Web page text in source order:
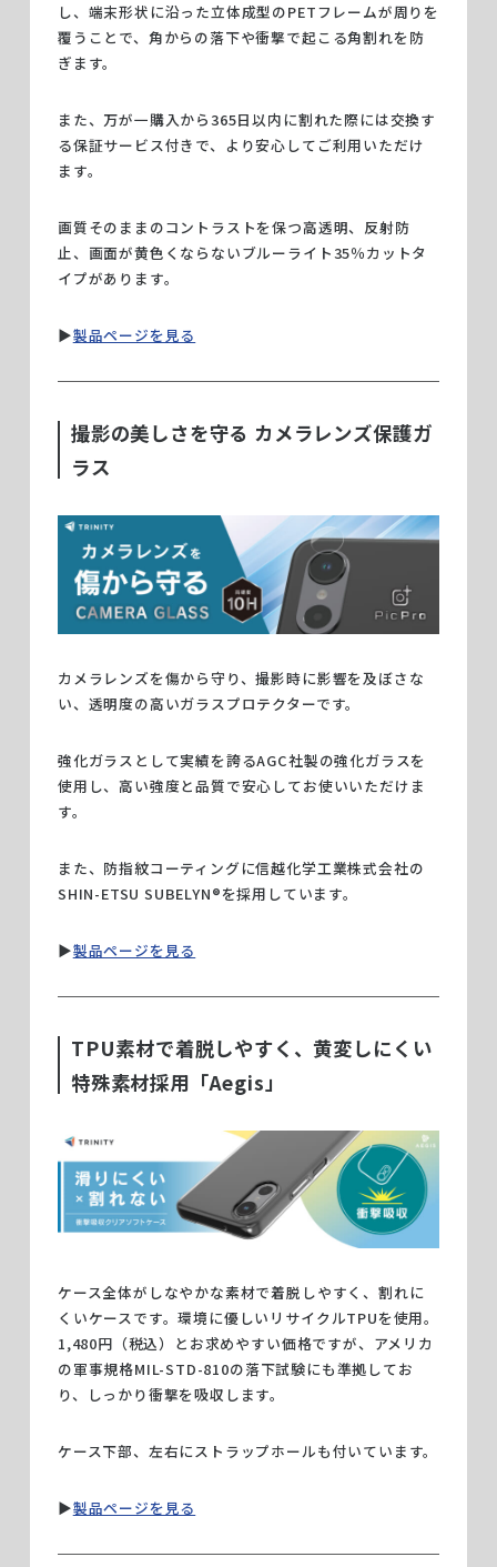
し、端末形状に沿った立体成型のPETフレームが周りを
覆うことで、角からの落下や衝撃で起こる角割れを防
ぎます。
また、万が一購入から365日以内に割れた際には交換す
る保証サービス付きで、より安心してご利用いただけ
ます。
画質そのままのコントラストを保つ高透明、反射防
止、画面が黄色くならないブルーライト35％カットタ
イプがあります。
▶︎製品ページを見る
撮影の美しさを守る カメラレンズ保護ガ
ラス
カメラレンズを傷から守り、撮影時に影響を及ぼさな
い、透明度の高いガラスプロテクターです。
強化ガラスとして実績を誇るAGC社製の強化ガラスを
使用し、高い強度と品質で安心してお使いいただけま
す。
また、防指紋コーティングに信越化学工業株式会社の
SHIN-ETSU SUBELYN®を採用しています。
▶︎製品ページを見る
TPU素材で着脱しやすく、黄変しにくい
特殊素材採用「Aegis」
ケース全体がしなやかな素材で着脱しやすく、割れに
くいケースです。環境に優しいリサイクルTPUを使用。
1,480円（税込）とお求めやすい価格ですが、アメリカ
の軍事規格MIL-STD-810の落下試験にも準拠してお
り、しっかり衝撃を吸収します。
ケース下部、左右にストラップホールも付いています。
▶︎製品ページを見る